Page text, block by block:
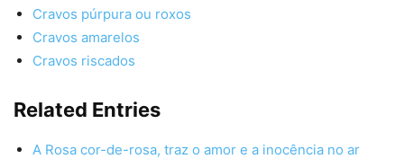
Cravos púrpura ou roxos
Cravos amarelos
Cravos riscados
Related Entries
A Rosa cor-de-rosa, traz o amor e a inocência no ar